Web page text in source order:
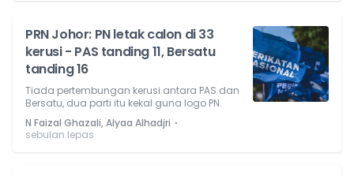
PRN Johor: PN letak calon di 33
kerusi - PAS tanding 11, Bersatu
tanding 16
Tiada pertembungan kerusi antara PAS dan
Bersatu, dua parti itu kekal guna logo PN.
N Faizal Ghazali, Alyaa Alhadjri ⋅
sebulan lepas